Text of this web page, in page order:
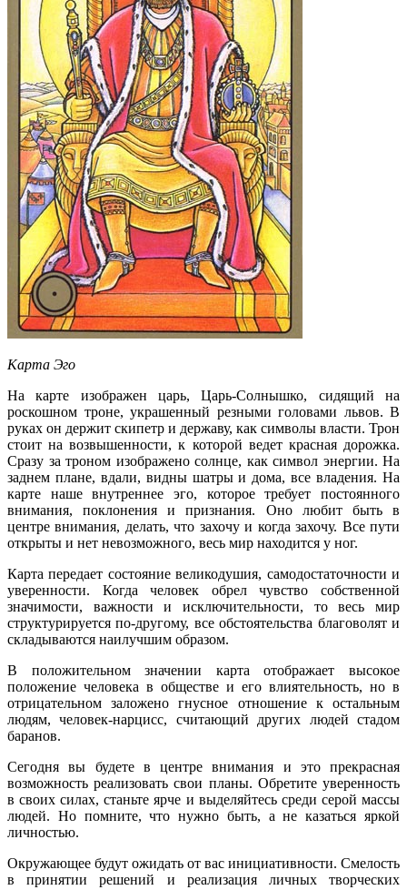
Карта Эго
На карте изображен царь, Царь-Солнышко, сидящий на
роскошном троне, украшенный резными головами львов. В
руках он держит скипетр и державу, как символы власти. Трон
стоит на возвышенности, к которой ведет красная дорожка.
Сразу за троном изображено солнце, как символ энергии. На
заднем плане, вдали, видны шатры и дома, все владения. На
карте наше внутреннее эго, которое требует постоянного
внимания, поклонения и признания. Оно любит быть в
центре внимания, делать, что захочу и когда захочу. Все пути
открыты и нет невозможного, весь мир находится у ног.
Карта передает состояние великодушия, самодостаточности и
уверенности. Когда человек обрел чувство собственной
значимости, важности и исключительности, то весь мир
структурируется по-другому, все обстоятельства благоволят и
складываются наилучшим образом.
В положительном значении карта отображает высокое
положение человека в обществе и его влиятельность, но в
отрицательном заложено гнусное отношение к остальным
людям, человек-нарцисс, считающий других людей стадом
баранов.
Сегодня вы будете в центре внимания и это прекрасная
возможность реализовать свои планы. Обретите уверенность
в своих силах, станьте ярче и выделяйтесь среди серой массы
людей. Но помните, что нужно быть, а не казаться яркой
личностью.
Окружающее будут ожидать от вас инициативности. Смелость
в принятии решений и реализация личных творческих